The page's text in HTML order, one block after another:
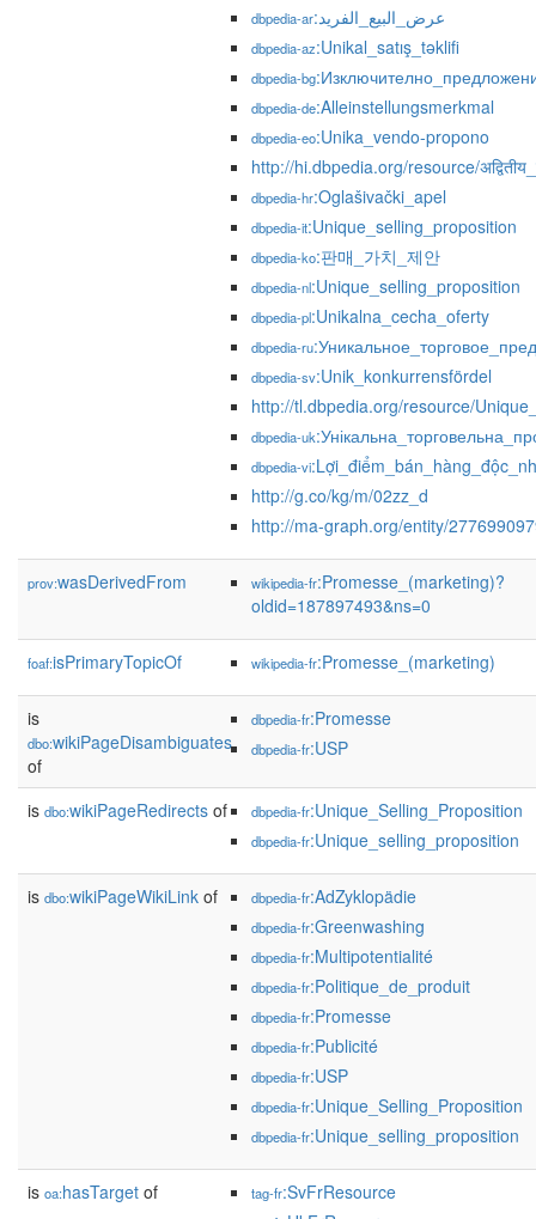
dbpedia-ar :عرض_البيع_الفريد
dbpedia-az:Unikal_satış_təklifi
dbpedia-bg
dbpedia-de:Alleinstellungsmerkmal
dbpedia-eo:Unika_vendo-propono
http://hi.dbpedia.org/resource/
dbpedia-hr:Oglašivački_apel
dbpedia-it:Unique_selling_proposition
dbpedia-ko:판매_가치_제안
dbpedia-nl:Unique_selling_proposition
dbpedia-pl:Unikalna_cecha_oferty
dbpedia-ru
dbpedia-sv:Unik_konkurrensfördel
http://tl.dbpedia.org/resource/
dbpedia-uk
dbpedia-vi
http://g.co/kg/m/02zz_d
http://ma-graph.org/entity/
prov:wasDerivedFrom wikipedia-fr:Promesse_(marketing)?
oldid=187897493&ns=0
foaf:isPrimaryTopicOf wikipedia-fr:Promesse_(marketing)
is
dbo:wikiPageDisambiguates
of
dbpedia-fr:Promesse
dbpedia-fr:USP
is dbo:wikiPageRedirects of dbpedia-fr:Unique_Selling_Proposition
dbpedia-fr:Unique_selling_proposition
is dbo:wikiPageWikiLink of dbpedia-fr:AdZyklopädie
dbpedia-fr:Greenwashing
dbpedia-fr:Multipotentialité
dbpedia-fr:Politique_de_produit
dbpedia-fr:Promesse
dbpedia-fr:Publicité
dbpedia-fr:USP
dbpedia-fr:Unique_Selling_Proposition
dbpedia-fr:Unique_selling_proposition
is oa:hasTarget of tag-fr:SvFrResource